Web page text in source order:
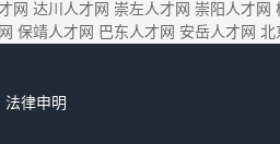
网 达川人才网 崇左人才网 崇阳人才网
保靖人才网 巴东人才网 安岳人才网 北
法律申明